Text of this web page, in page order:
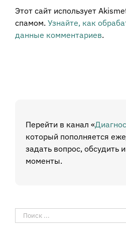
Этот сайт использует
спамом. Узнайте, как
данные комментариев.
Перейти в канал «
который пополняется
задать вопрос, обсудить
моменты.
Результат
поиска: